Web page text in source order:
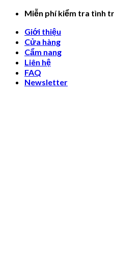
Skip
content
Miễn phí kiểm tra tình
Giới thiệu
Cửa hàng
Cẩm nang
Liên hệ
FAQ
Newsletter